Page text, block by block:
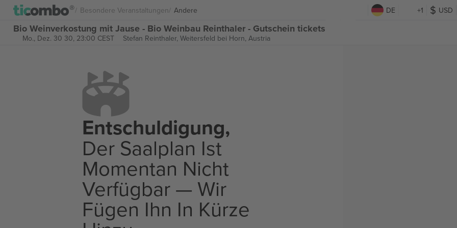
Besondere Veranstaltungen Andere DE +1 USD
Bio Weinverkostung mit Jause - Bio Weinbau Reinthaler - Gutschein tickets
Mo., Dez. 30 30, 23:00 CEST Stefan Reinthaler, Weitersfeld bei Horn, Austria
Entschuldigung,
Der Saalplan Ist
Momentan Nicht
Verfügbar — Wir
Fügen Ihn In Kürze